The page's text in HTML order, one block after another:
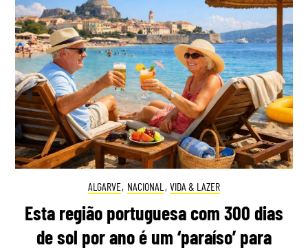
ALGARVE, NACIONAL , VIDA & LAZER
Esta região portuguesa com 300 dias
de sol por ano é um ‘paraíso’ para